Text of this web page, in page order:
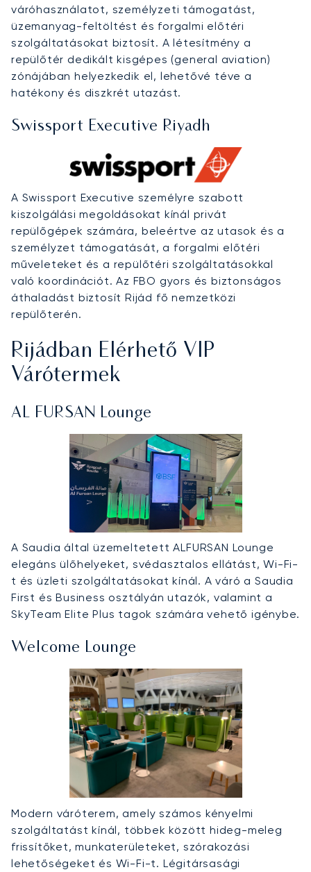
váróhasználatot, személyzeti támogatást,
üzemanyag-feltöltést és forgalmi előtéri
szolgáltatásokat biztosít. A létesítmény a
repülőtér dedikált kisgépes (general aviation)
zónájában helyezkedik el, lehetővé téve a
hatékony és diszkrét utazást.
Swissport Executive Riyadh
A Swissport Executive személyre szabott
kiszolgálási megoldásokat kínál privát
repülőgépek számára, beleértve az utasok és a
személyzet támogatását, a forgalmi előtéri
műveleteket és a repülőtéri szolgáltatásokkal
való koordinációt. Az FBO gyors és biztonságos
áthaladást biztosít Rijád fő nemzetközi
repülőterén.
Rijádban Elérhető VIP
Várótermek
AL FURSAN Lounge
A Saudia által üzemeltetett ALFURSAN Lounge
elegáns ülőhelyeket, svédasztalos ellátást, Wi-Fi-
t és üzleti szolgáltatásokat kínál. A váró a Saudia
First és Business osztályán utazók, valamint a
SkyTeam Elite Plus tagok számára vehető igénybe.
Welcome Lounge
Modern váróterem, amely számos kényelmi
szolgáltatást kínál, többek között hideg-meleg
frissítőket, munkaterületeket, szórakozási
lehetőségeket és Wi-Fi-t. Légitársasági